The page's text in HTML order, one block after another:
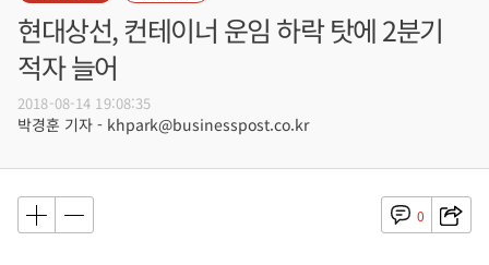
현대상선, 컨테이너 운임 하락 탓에 2분기
적자 늘어
2018-08-14 19:08:35
박경훈 기자 - khpark@businesspost.co.kr
0